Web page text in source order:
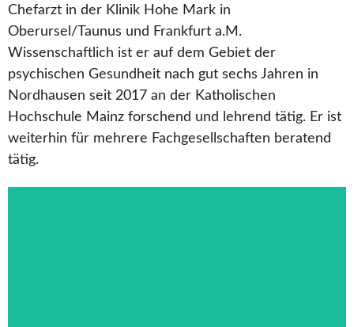
Chefarzt in der Klinik Hohe Mark in
Oberursel/Taunus und Frankfurt a.M.
Wissenschaftlich ist er auf dem Gebiet der
psychischen Gesundheit nach gut sechs Jahren in
Nordhausen seit 2017 an der Katholischen
Hochschule Mainz forschend und lehrend tätig. Er ist
weiterhin für mehrere Fachgesellschaften beratend
tätig.